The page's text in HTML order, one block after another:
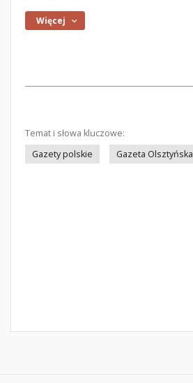
Więcej
Temat i słowa kluczowe:
Gazety polskie
Gazeta Olsztyńska